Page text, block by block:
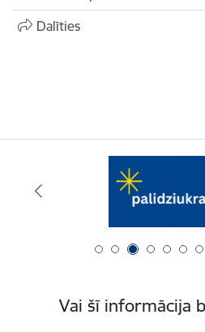
Dalīties
Vai šī informācija